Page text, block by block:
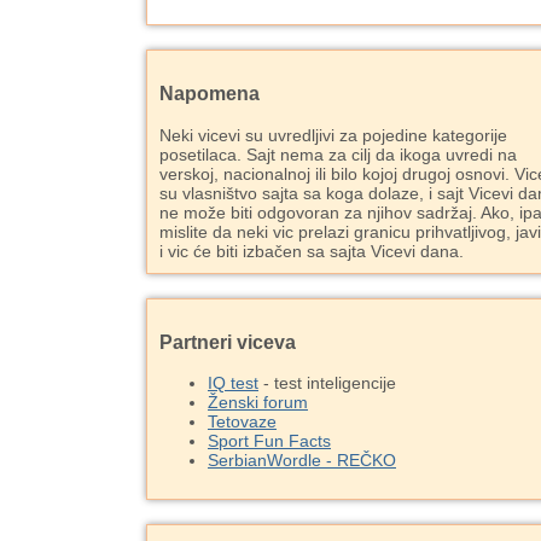
Napomena
Neki vicevi su uvredljivi za pojedine kategorije
posetilaca. Sajt nema za cilj da ikoga uvredi na
verskoj, nacionalnoj ili bilo kojoj drugoj osnovi.
su vlasništvo sajta sa koga dolaze, i sajt Vicevi
ne može biti odgovoran za njihov sadržaj. Ako,
mislite da neki vic prelazi granicu prihvatljivog,
i vic će biti izbačen sa sajta Vicevi dana.
Partneri viceva
IQ test - test inteligencije
Ženski forum
Tetovaze
Sport Fun Facts
SerbianWordle - REČKO